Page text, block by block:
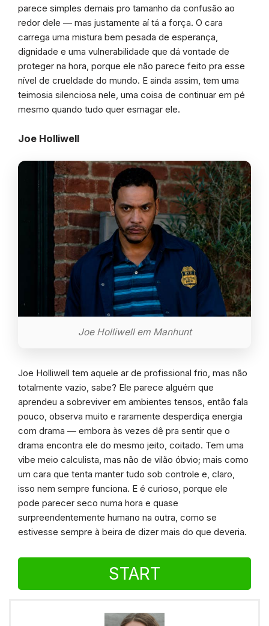
parece simples demais pro tamanho da confusão ao
redor dele — mas justamente aí tá a força. O cara
carrega uma mistura bem pesada de esperança,
dignidade e uma vulnerabilidade que dá vontade de
proteger na hora, porque ele não parece feito pra esse
nível de crueldade do mundo. E ainda assim, tem uma
teimosia silenciosa nele, uma coisa de continuar em pé
mesmo quando tudo quer esmagar ele.
Joe Holliwell
Joe Holliwell em Manhunt
Joe Holliwell tem aquele ar de profissional frio, mas não
totalmente vazio, sabe? Ele parece alguém que
aprendeu a sobreviver em ambientes tensos, então fala
pouco, observa muito e raramente desperdiça energia
com drama — embora às vezes dê pra sentir que o
drama encontra ele do mesmo jeito, coitado. Tem uma
vibe meio calculista, mas não de vilão óbvio; mais como
um cara que tenta manter tudo sob controle e, claro,
isso nem sempre funciona. E é curioso, porque ele
pode parecer seco numa hora e quase
surpreendentemente humano na outra, como se
estivesse sempre à beira de dizer mais do que deveria.
START